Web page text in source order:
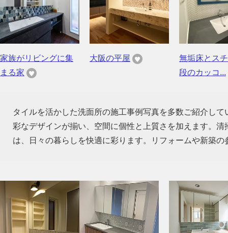
家族がリビングに集
まる家
大阪の平屋
無垢床とス
段のカッコ...
タイルを活かした洗面所の施工事例写真を多数ご紹介し
彩なデザインが揃い、空間に個性と上質さを加えます。
は、日々の暮らしを快適に彩ります。リフォームや新築